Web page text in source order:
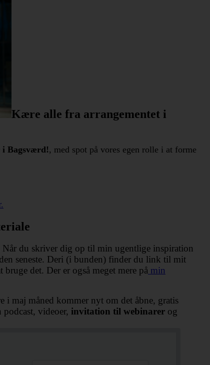
Kære alle fra arrangementet i
i Bagsværd!, med spot på vores egen rolle i at forme
Når du skriver dig op til min ugentlige inspiration
seneste. Deri (i bunden) finder du link til mit
det. Der er også meget mere på min
i maj måned kommer nyt om det åbne, gratis
videoer, invitation til webinarer og